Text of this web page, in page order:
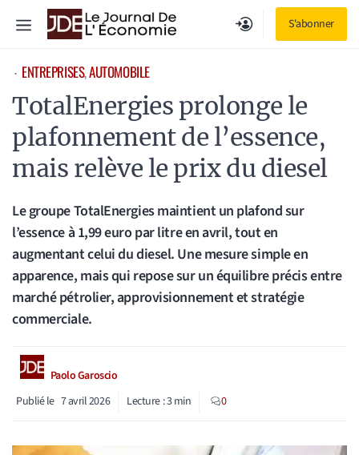
S'abonner
Menu
⋅ ENTREPRISES, AUTOMOBILE
TotalEnergies prolonge le
plafonnement de l’essence,
mais relève le prix du diesel
Le groupe TotalEnergies maintient un plafond sur
l’essence à 1,99 euro par litre en avril, tout en
augmentant celui du diesel. Une mesure simple en
apparence, mais qui repose sur un équilibre précis entre
marché pétrolier, approvisionnement et stratégie
commerciale.
Paolo Garoscio
Publié le 7 avril 2026 Lecture :3min 0